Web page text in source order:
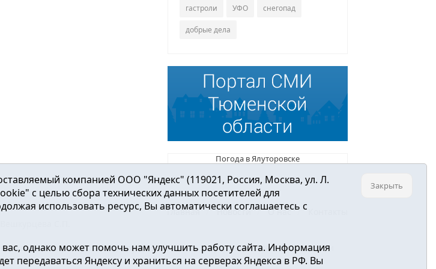
гастроли УФО снегопад
добрые дела
Погода в Ялуторовске
Главная Новости О нас
С.П.
службой по надзору в сфере связи, информационных технологий и
компанией ООО "Яндекс" (119021, Россия, Москва, ул. Л.
с целью сбора технических данных посетителей для
использовать ресурс, Вы автоматически соглашаетесь с
однако может помочь нам улучшить работу сайта. Информация
Яндексу и храниться на серверах Яндекса в РФ. Вы
Закрыть